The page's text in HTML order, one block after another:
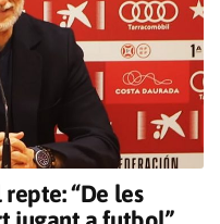
“De les